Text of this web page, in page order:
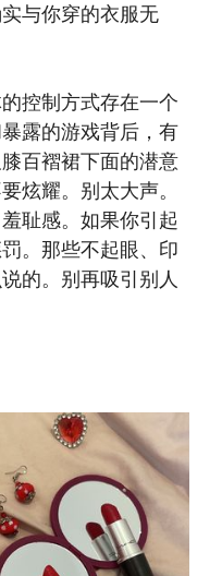
与你穿的衣服无
控制方式存在一个
露的游戏背后，有
百褶裙下面的潜意
炫耀。别太大声。
耻感。如果你引起
。那些不起眼、印
的。别再吸引别人